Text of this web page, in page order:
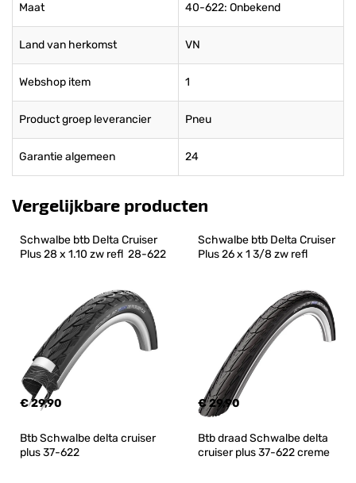
Maat 40-622: Onbekend
Land van herkomst VN
Webshop item 1
Product groep leverancier Pneu
Garantie algemeen 24
Vergelijkbare producten
Schwalbe btb Delta Cruiser
Plus 28 x 1.10 zw refl  28-622
€ 29,90
Schwalbe btb Delta Cruiser
Plus 26 x 1 3/8 zw refl
€ 29,90
Btb Schwalbe delta cruiser
plus 37-622
Btb draad Schwalbe delta
cruiser plus 37-622 creme